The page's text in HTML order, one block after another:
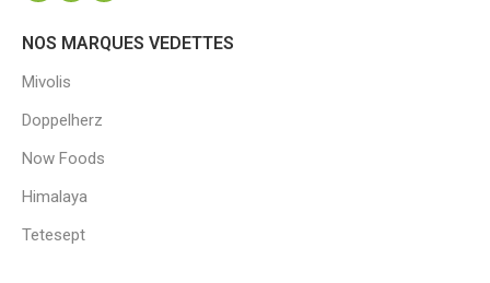
NOS MARQUES VEDETTES
Mivolis
Doppelherz
Now Foods
Himalaya
Tetesept